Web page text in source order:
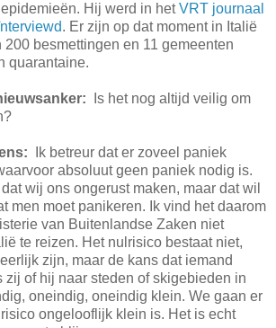
Hij werd in hetVRT journaal
. Er zijn op dat moment in Italië
200 besmettingen en 11 gemeenten
quarantaine.
Is het nog altijd veilig om
Ik betreur dat er zoveel paniek
absoluut geen paniek nodig is.
wij ons ongerust maken, maar dat wil
men moet panikeren. Ik vind het daarom
van Buitenlandse Zaken niet
te reizen. Het nulrisico bestaat niet,
zijn, maar de kans dat iemand
zij of hij naar steden of skigebieden in
oneindig, oneindig klein. We gaan er
ongelooflijk klein is. Het is echt